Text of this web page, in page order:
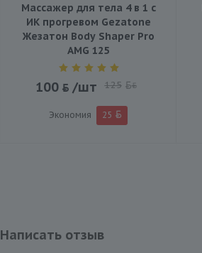
Массажер для тела 4 в 1 с
ИК прогревом Gezatone
Жезатон Body Shaper Pro
AMG 125
100 /шт 125 BYN
Экономия 25
Написать отзыв